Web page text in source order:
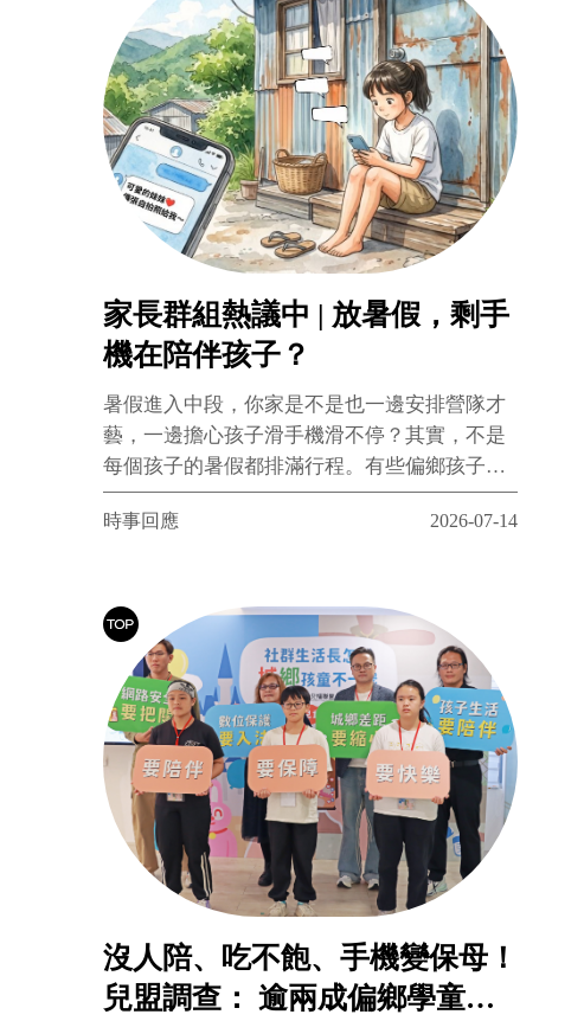
家長群組熱議中 | 放暑假，剩手
機在陪伴孩子？
暑假進入中段，你家是不是也一邊安排營隊才
藝，一邊擔心孩子滑手機滑不停？其實，不是
每個孩子的暑假都排滿行程。有些偏鄉孩子放
假反而沒人陪、沒地方去，手機成了唯一玩
伴。提醒您，除了問孩子「滑多久」，也試著
時事回應 2026-07-14
沒人陪、吃不飽、手機變保母！
兒盟調查： 逾兩成偏鄉學童長